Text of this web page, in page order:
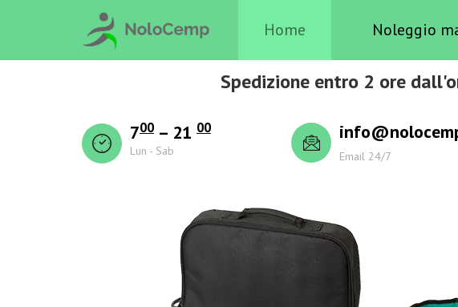
Home Noleggio
Spedizione entro 2 ore
700 – 21 00
Lun - Sab Email 24/7